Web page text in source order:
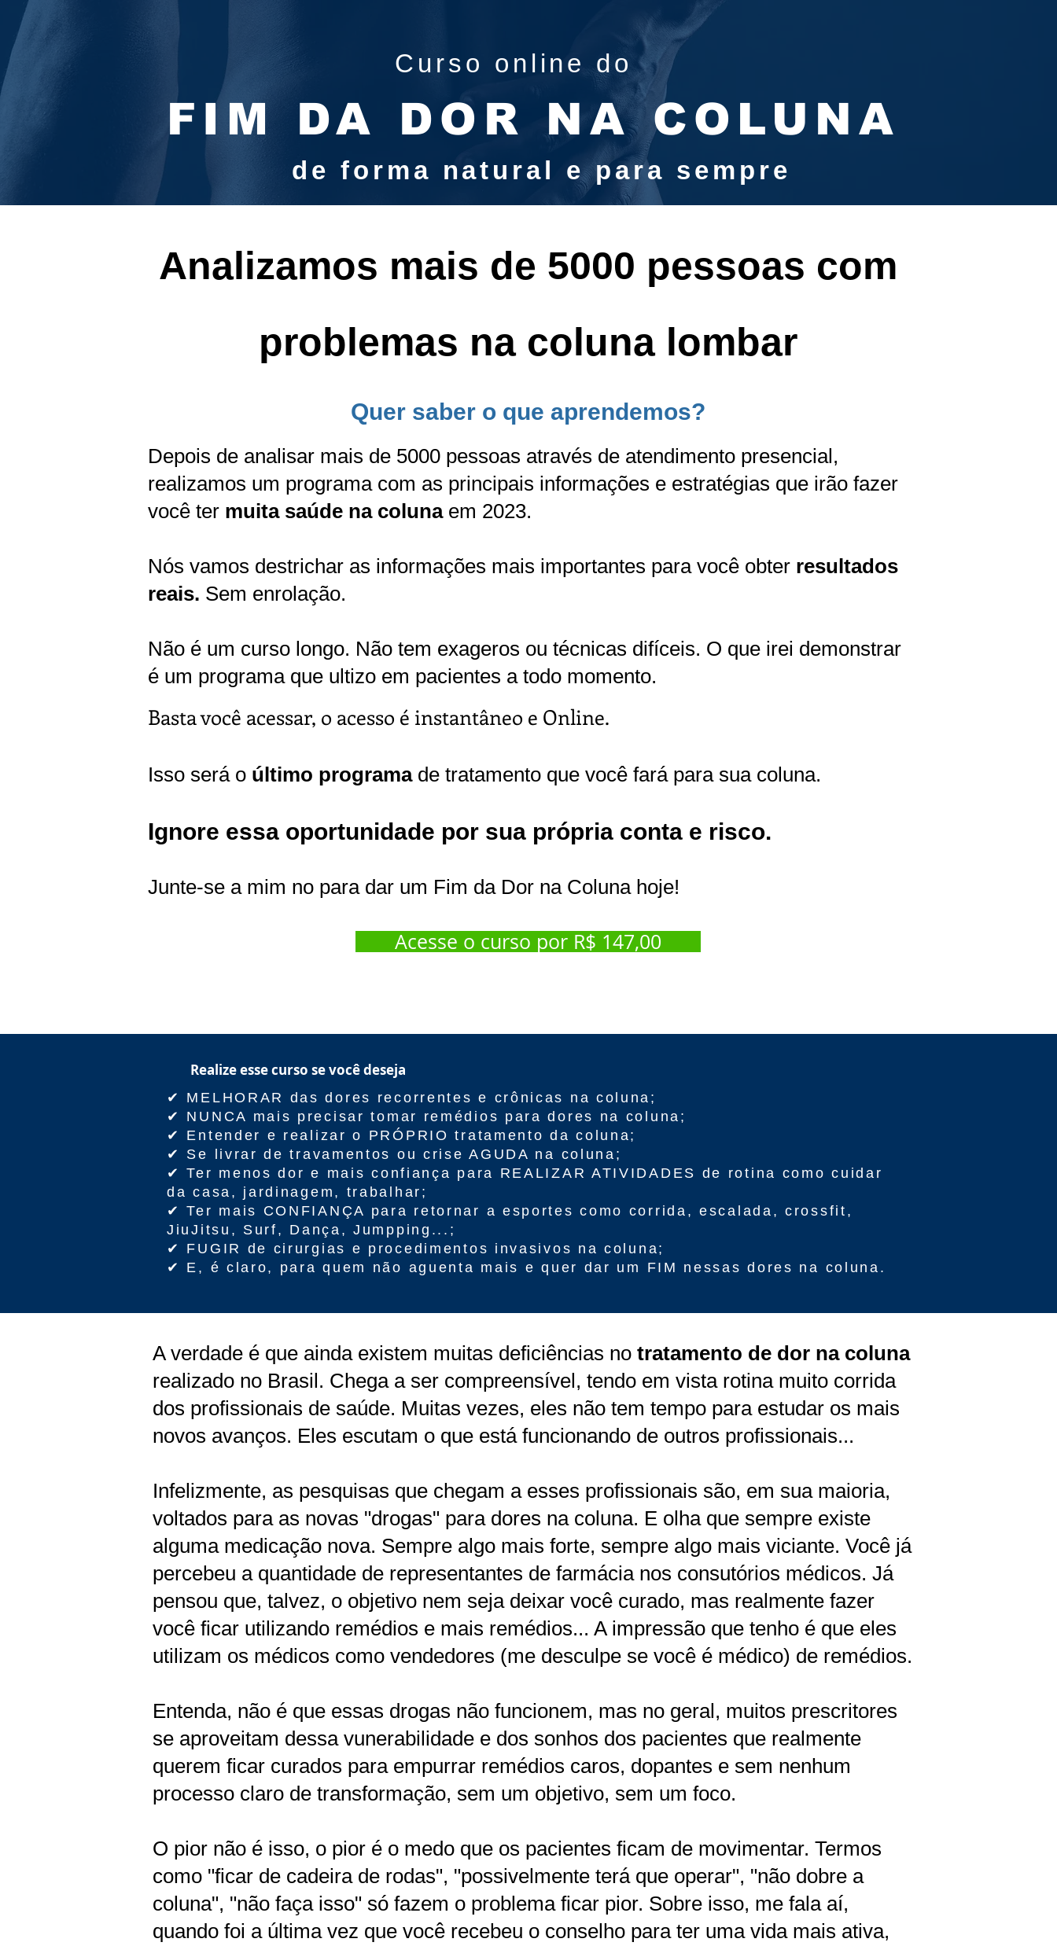
Curso online do
FIM DA DOR NA COLUNA
de forma natural e para sempre
Analizamos mais de 5000 pessoas com
problemas na coluna lombar
Quer saber o que aprendemos?
Depois de analisar mais de 5000 pessoas através de atendimento presencial,
realizamos um programa com as principais informações e estratégias que irão fazer
você ter muita saúde na colunaem 2023.
Nós vamos destrichar as informações mais importantes para você obter resultados
reais. Sem enrolação.
Não é um curso longo. Não tem exageros ou técnicas difíceis. O que irei demonstrar
é um programa que ultizo em pacientes a todo momento.
Basta você acessar, o acesso é instantâneo e Online.
Isso será o último programade tratamento que você fará para sua coluna.
Ignore essa oportunidade por sua própria conta e risco.
Junte-se a mim no para dar um Fim da Dor na Coluna hoje!
Acesse o curso por R$ 147,00
Realize esse curso se você deseja
✔ MELHORAR das dores recorrentes e crônicas na coluna;
✔ NUNCA mais precisar tomar remédios para dores na coluna;
✔ Entender e realizar o PRÓPRIO tratamento da coluna;
✔ Se livrar de travamentos ou crise AGUDA na coluna;
✔ Ter menos dor e mais confiança para REALIZAR ATIVIDADES de rotina como cuidar
da casa, jardinagem, trabalhar;
✔ Ter mais CONFIANÇA para retornar a esportes como corrida, escalada, crossfit,
JiuJitsu, Surf, Dança, Jumpping...;
✔ FUGIR de cirurgias e procedimentos invasivos na coluna;
✔ E, é claro, para quem não aguenta mais e quer dar um FIM nessas dores na coluna.
A verdade é que ainda existem muitas deficiências no tratamento de dor na coluna
realizado no Brasil. Chega a ser compreensível, tendo em vista rotina muito corrida
dos profissionais de saúde. Muitas vezes, eles não tem tempo para estudar os mais
novos avanços. Eles escutam o que está funcionando de outros profissionais...
Infelizmente, as pesquisas que chegam a esses profissionais são, em sua maioria,
voltados para as novas "drogas" para dores na coluna. E olha que sempre existe
alguma medicação nova. Sempre algo mais forte, sempre algo mais viciante. Você já
percebeu a quantidade de representantes de farmácia nos consutórios médicos. Já
pensou que, talvez, o objetivo nem seja deixar você curado, mas realmente fazer
você ficar utilizando remédios e mais remédios... A impressão que tenho é que eles
utilizam os médicos como vendedores (me desculpe se você é médico) de remédios.
Entenda, não é que essas drogas não funcionem, mas no geral, muitos prescritores
se aproveitam dessa vunerabilidade e dos sonhos dos pacientes que realmente
querem ficar curados para empurrar remédios caros, dopantes e sem nenhum
processo claro de transformação, sem um objetivo, sem um foco.
O pior não é isso, o pior é o medo que os pacientes ficam de movimentar. Termos
como "ficar de cadeira de rodas", "possivelmente terá que operar", "não dobre a
coluna", "não faça isso" só fazem o problema ficar pior. Sobre isso, me fala aí,
quando foi a última vez que você recebeu o conselho para ter uma vida mais ativa,